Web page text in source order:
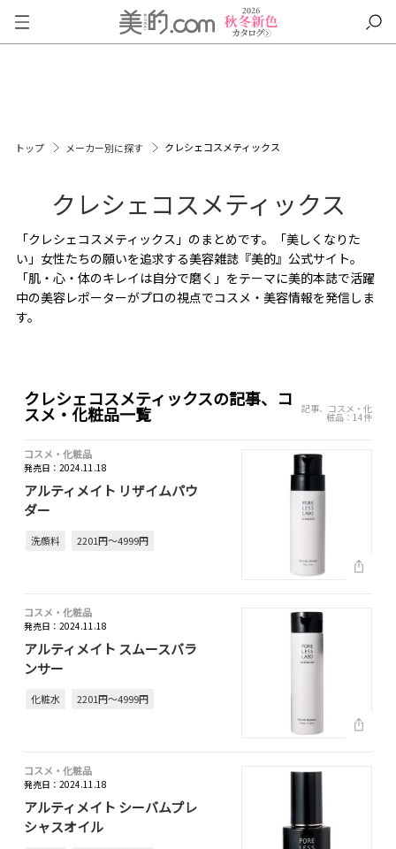
トップ メーカー別に探す クレシェコスメティックス
クレシェコスメティックス
「クレシェコスメティックス」のまとめです。「美しくなりた
い」女性たちの願いを追求する美容雑誌『美的』公式サイト。
「肌・心・体のキレイは自分で磨く」をテーマに美的本誌で活躍
中の美容レポーターがプロの視点でコスメ・美容情報を発信しま
す。
クレシェコスメティックスの記事、コ
スメ・化粧品一覧 記事、コスメ・化
粧品：14件
コスメ・化粧品
発売日：2024.11.18
アルティメイト リザイムパウ
ダー
洗顔料 2201円～4999円
コスメ・化粧品
発売日：2024.11.18
アルティメイト スムースバラ
ンサー
化粧水 2201円～4999円
コスメ・化粧品
発売日：2024.11.18
アルティメイト シーバムプレ
シャスオイル